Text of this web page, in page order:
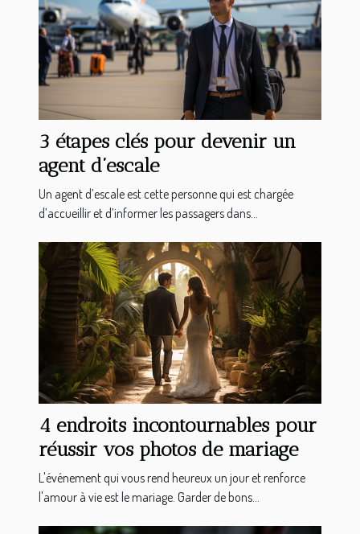
3 étapes clés pour devenir un
agent d’escale
Un agent d’escale est cette personne qui est chargée
d’accueillir et d’informer les passagers dans...
4 endroits incontournables pour
réussir vos photos de mariage
L'événement qui vous rend heureux un jour et renforce
l'amour à vie est le mariage. Garder de bons...